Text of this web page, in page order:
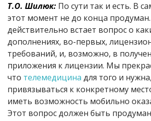
Т.О. Шилюк: По сути так и есть. В
этот момент не до конца продуман.
действительно встает вопрос о
дополнениях, во-первых,
требований, и, возможно, в
приложения к лицензии. Мы
что телемедицина для того и
привязываться к конкретному
иметь возможность мобильно
Этот вопрос должен быть